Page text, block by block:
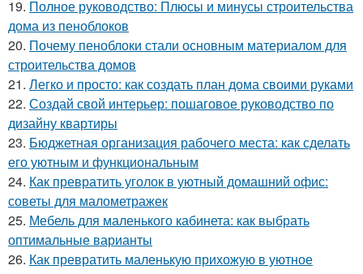
19. Полное руководство: Плюсы и минусы строительства
дома из пеноблоков
20. Почему пеноблоки стали основным материалом для
строительства домов
21. Легко и просто: как создать план дома своими руками
22. Создай свой интерьер: пошаговое руководство по
дизайну квартиры
23. Бюджетная организация рабочего места: как сделать
его уютным и функциональным
24. Как превратить уголок в уютный домашний офис:
советы для малометражек
25. Мебель для маленького кабинета: как выбрать
оптимальные варианты
26. Как превратить маленькую прихожую в уютное